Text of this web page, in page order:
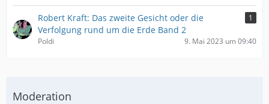
Robert Kraft: Das zweite Gesicht oder die
Verfolgung rund um die Erde Band 2
1
Poldi 9. Mai 2023 um 09:40
Moderation